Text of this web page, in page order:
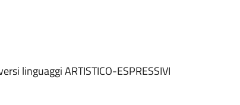
linguaggi ARTISTICO-ESPRESSIVI